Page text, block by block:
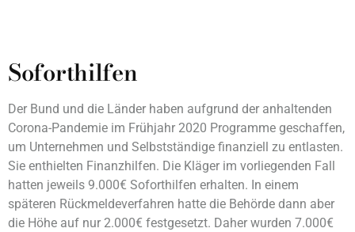
Soforthilfen
Der Bund und die Länder haben aufgrund der anhaltenden
Corona-Pandemie im Frühjahr 2020 Programme geschaffen,
um Unternehmen und Selbstständige finanziell zu entlasten.
Sie enthielten Finanzhilfen. Die Kläger im vorliegenden Fall
hatten jeweils 9.000€ Soforthilfen erhalten. In einem
späteren Rückmeldeverfahren hatte die Behörde dann aber
die Höhe auf nur 2.000€ festgesetzt. Daher wurden 7.000€